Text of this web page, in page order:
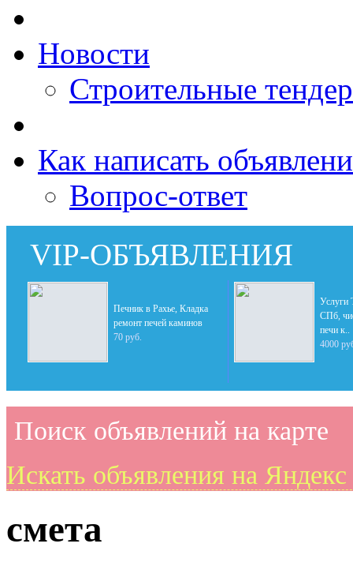
Новости
Строительные
Как написать
Вопрос-ответ
VIP-ОБЪЯВЛЕНИЯ
Печник в Рахье, Кладка
ремонт печей каминов
70 руб.
СПб,
печи к..
4000
Поиск объявлений на карте
Искать объявления на Яндекс
смета